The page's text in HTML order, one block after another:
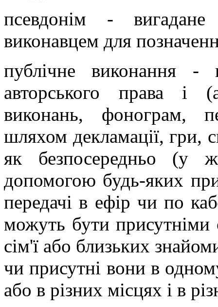
псевдонім -
виконавцем для
публічне виконання -
авторського права і
виконань, фонограм,
шляхом декламації, гри,
як безпосередньо (у
допомогою будь-яких
передачі в ефір чи по
можуть бути присутніми
сім'ї або близьких
чи присутні вони в
або в різних місцях і в